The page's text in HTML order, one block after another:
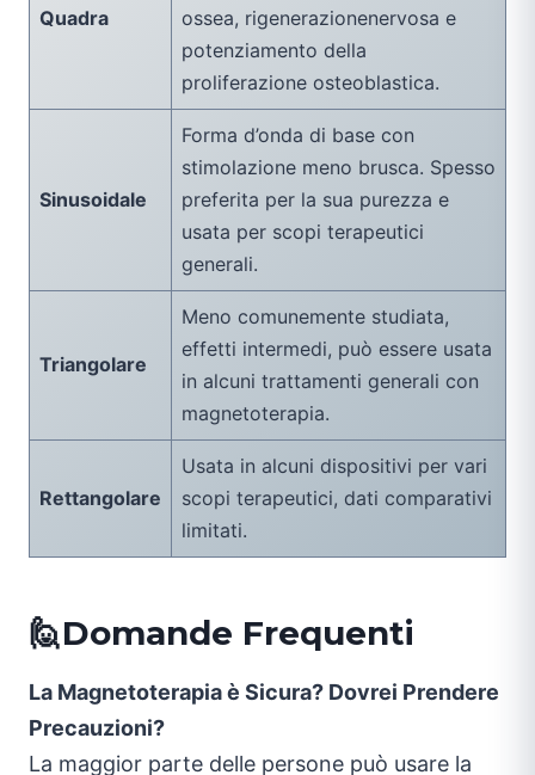
Quadra
ossea, rigenerazionenervosa e
potenziamento della
proliferazione osteoblastica.
Sinusoidale
Forma d’onda di base con
stimolazione meno brusca. Spesso
preferita per la sua purezza e
usata per scopi terapeutici
generali.
Triangolare
Meno comunemente studiata,
effetti intermedi, può essere usata
in alcuni trattamenti generali con
magnetoterapia.
Rettangolare
Usata in alcuni dispositivi per vari
scopi terapeutici, dati comparativi
limitati.
🙋Domande Frequenti
La Magnetoterapia è Sicura? Dovrei Prendere
Precauzioni?
La maggior parte delle persone può usare la